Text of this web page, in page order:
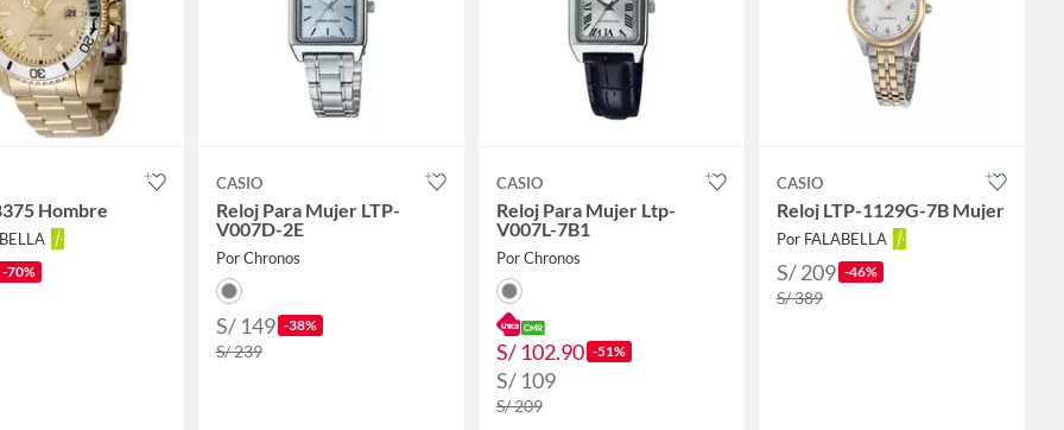
Hombre
-70%
CASIO
Reloj Para Mujer LTP-
V007D-2E
Por Chronos
S/ 149 -38%
S/ 239
CASIO
Reloj Para Mujer Ltp-
V007L-7B1
Por Chronos
S/ 102.90 -51%
S/ 109
S/ 209
CASIO
Reloj LTP-1129G-7B Mujer
Por FALABELLA
S/ 209 -46%
S/ 389